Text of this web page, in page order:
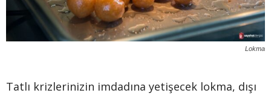
Lokma
Tatlı krizlerinizin imdadına yetişecek lokma, dışı